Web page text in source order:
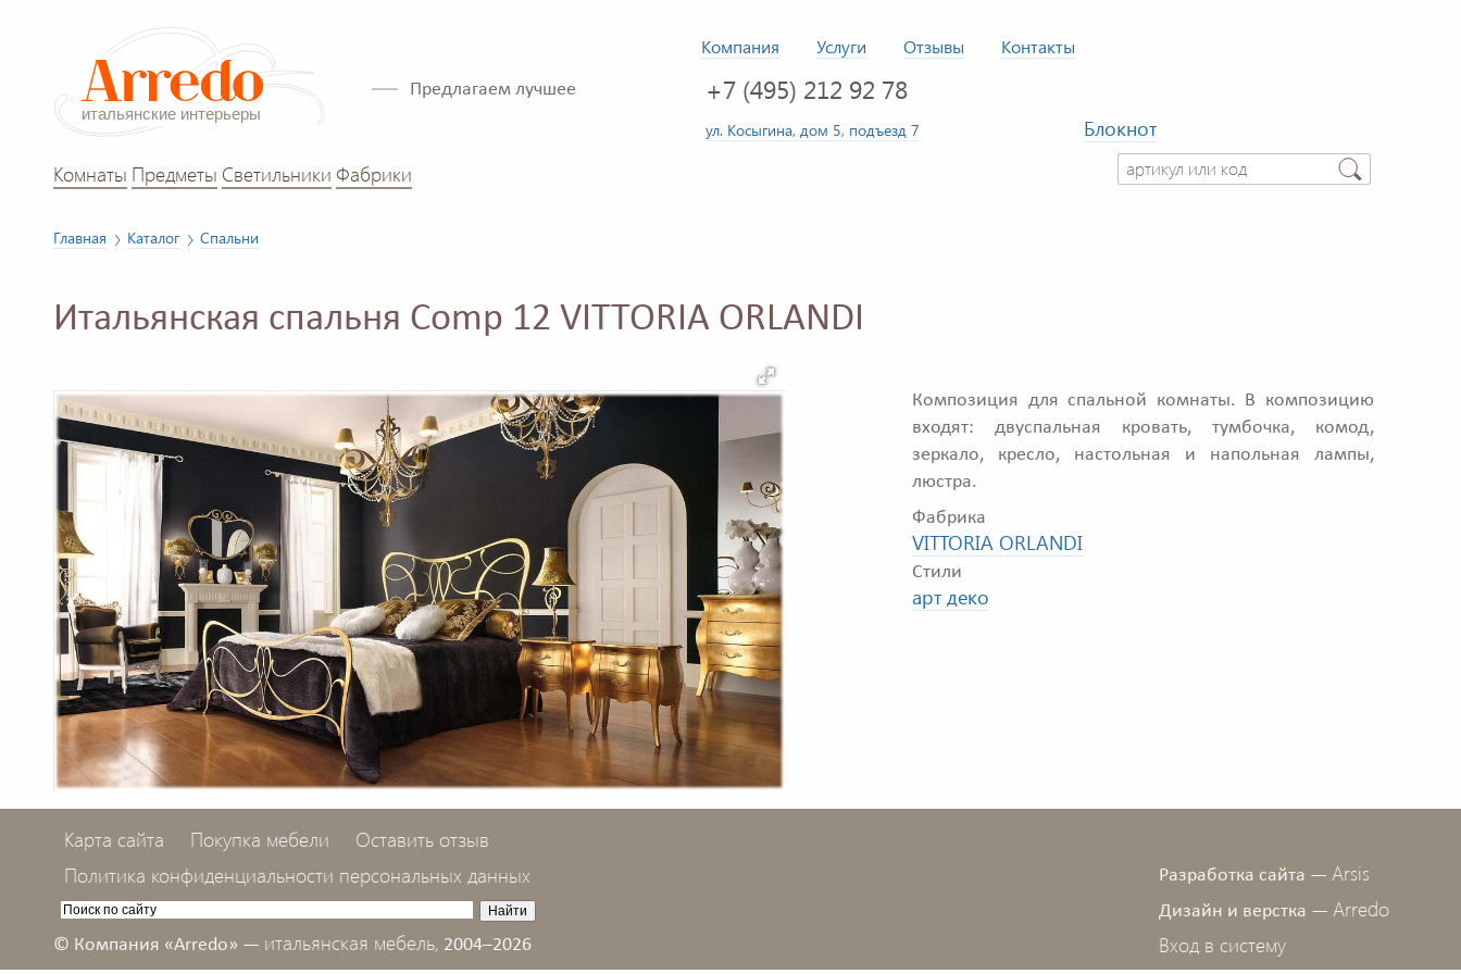
Компания Услуги Отзывы Контакты
Предлагаем лучшее +7 (495) 212 92 78
ул. Косыгина, дом 5, подъезд 7
Блокнот
Комнаты Предметы Светильники Фабрики
Главная Каталог Спальни
Итальянская спальня Comp 12 VITTORIA ORLANDI
Композиция для спальной комнаты. В композицию
входят: двуспальная кровать, тумбочка, комод,
зеркало, кресло, настольная и напольная лампы,
люстра.
Фабрика
VITTORIA ORLANDI
Стили
арт деко
Карта сайта Покупка мебели
Оставить отзыв
Политика конфиденциальности персональных данных
Разработка сайта — Arsis
Дизайн и верстка — Arredo
Вход в систему
© Компания «Arredo» — итальянская мебель, 2004–2026